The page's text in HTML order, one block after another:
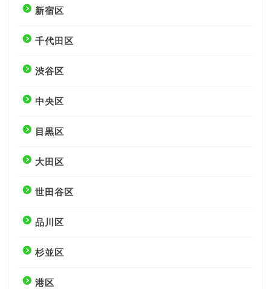
新宿区
千代田区
渋谷区
中央区
目黒区
大田区
世田谷区
品川区
杉並区
港区